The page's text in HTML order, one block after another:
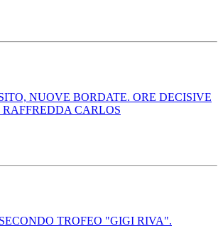
NUOVE BORDATE. ORE DECISIVE
CARLOS
TROFEO "GIGI RIVA".